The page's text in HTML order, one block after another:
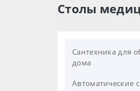
Столы
Сантехника для
дома
Унитазы
Автоматические